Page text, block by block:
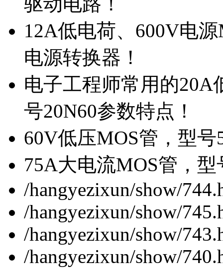
12A低电荷、600V电
电源转换器！
电子工程师常用的20A
号20N60参数特点！
60V低压MOS管，型
75A大电流MOS管，
/hangyezixun/show/
/hangyezixun/show/
/hangyezixun/show/
/hangyezixun/show/